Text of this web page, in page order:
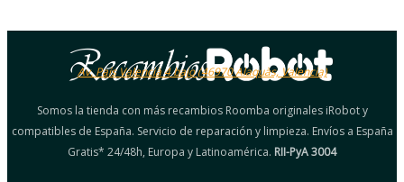
Av. País Valencià 4 bajo (46970 Alaquàs, Valencia)
Somos la tienda con más recambios Roomba originales iRobot y
compatibles de España. Servicio de reparación y limpieza. Envíos a España
Gratis* 24/48h, Europa y Latinoamérica. RII-PyA 3004